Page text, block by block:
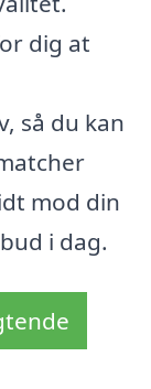
dig at
så du kan
mod din
i dag.